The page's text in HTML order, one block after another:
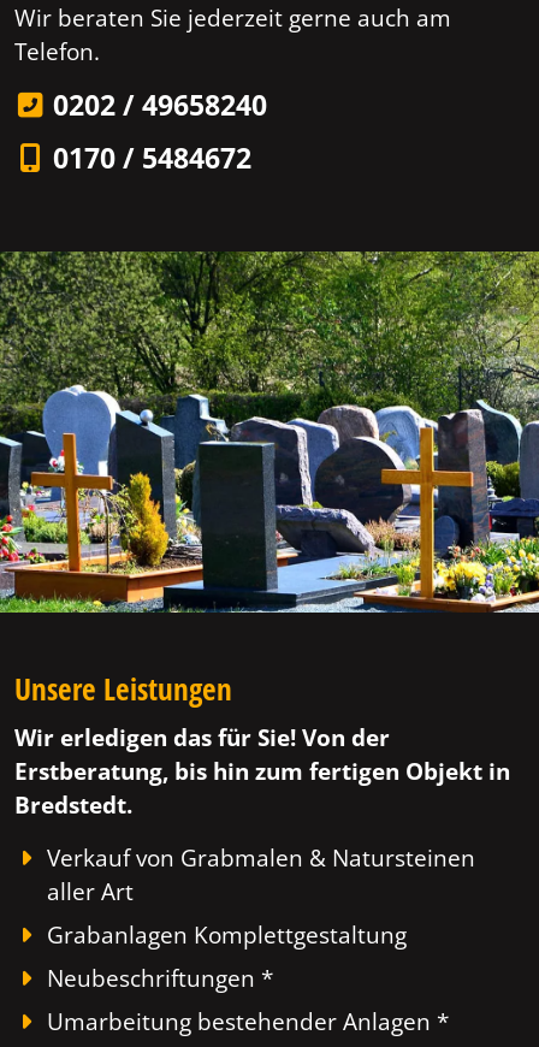
Wir beraten Sie jederzeit gerne auch am
Telefon.
0202 / 49658240
0170 / 5484672
Unsere Leistungen
Wir erledigen das für Sie! Von der
Erstberatung, bis hin zum fertigen Objekt in
Bredstedt.
Verkauf von Grabmalen & Natursteinen
aller Art
Grabanlagen Komplettgestaltung
Neubeschriftungen *
Umarbeitung bestehender Anlagen *